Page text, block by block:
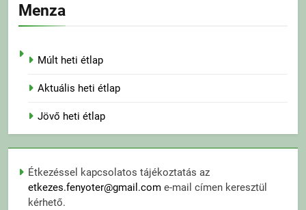
Menza
Múlt heti étlap
Aktuális heti étlap
Jövő heti étlap
Étkezéssel kapcsolatos tájékoztatás az
etkezes.fenyoter@gmail.com e-mail címen keresztül
kérhető.